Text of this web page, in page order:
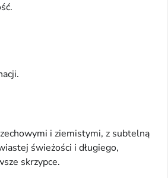
i ziemistymi, z subtelną
świeżości i długiego,
skrzypce.